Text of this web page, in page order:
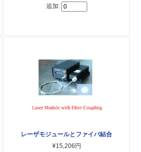
追加:
レーザモジュールとファイバ結合
¥15,206円